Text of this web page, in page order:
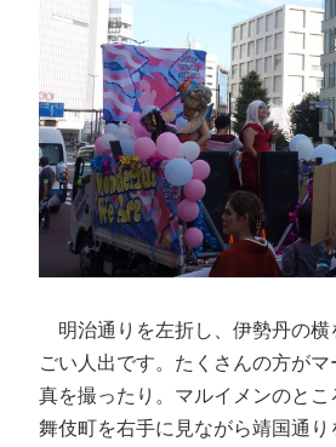
明治通りを左折し、伊勢丹の横
ごい人出です。たくさんの方が
真を撮ったり。マルイメンのと
舞伎町を右手に見ながら靖国通り